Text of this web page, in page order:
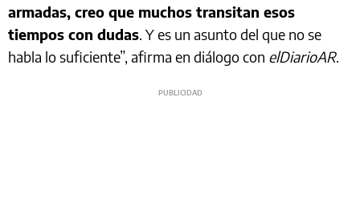
armadas, creo que muchos transitan esos
tiempos con dudas. Y es un asunto del que no se
habla lo suficiente”, afirma en diálogo con elDiarioAR.